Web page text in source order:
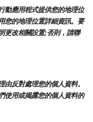
動應用程式提供您的地理位
您的地理位置詳細資訊。要
更改相關設置;否則，請聯
反對處理您的個人資料。
使用或揭露您的個人資料的